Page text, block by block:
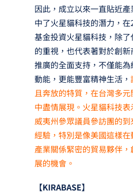
因此，成立以來一直貼近
中了火星貓科技的潛力，
基金投資火星貓科技，除了
的重視，也代表著對於創
推廣的全面支持，不僅能
動能，更能豐富精神生活，
且奔放的特質，在台灣多
中盡情展現。火星貓科技
威夷州參眾議員參訪團的
經驗，特別是像美國這樣
產業關係緊密的貿易夥伴
展的機會。
【KIRABASE】